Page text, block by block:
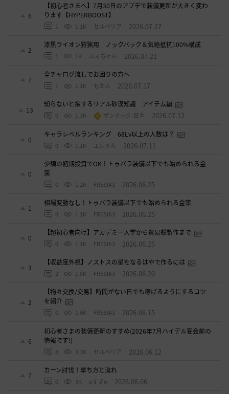
6
【初心者さまへ】7月30日のアプデで装備更新が大きく変わ
ります【HYPERBOOST】
1 1.1K セルベリア 2026.07.27
2
漆黒ライオン狩猟用 ノックバック＆気絶抵抗100%構成
1 1K ふぁちゃん 2026.07.21
7
全チャログ流しでお困りの方へ
1 1.1K もかふ 2026.07.17
13
知らないと損するリアル砂漠知識 アイテム編
0 1.3K ザンナック-日本 2026.07.12
0
キャラレベルランキング 68Lv以上の人数は？
0 1.1K エレメル 2026.07.11
0
少額の初期投資でOK！トゥバラ装備以下でも始められる金
策
0 1.2K FRESIA3 2026.06.25
1
相場変動なし！トゥバラ装備以下でも始められる金策
0 1.1K FRESIA3 2026.06.25
0
【超初心者向け】アカデミー入学から貿易船製作まで
0 1.1K FRESIA3 2026.06.25
3
【収益度外視】ノストスの星をなるはやで作るには
2 1.8K FRESIA3 2026.06.20
2
【物々交換/交易】時間がない日でも稼げるようにするコツ
を紹介
0 1.6K FRESIA3 2026.06.15
6
初心者さまの装備更新のすすめ(2026年7月ハイデル宴会前の
情報です!)
8 3.3K セルベリア 2026.06.12
7
カーン討伐！撃ち方と流れ
0 3K oすずo 2026.06.06